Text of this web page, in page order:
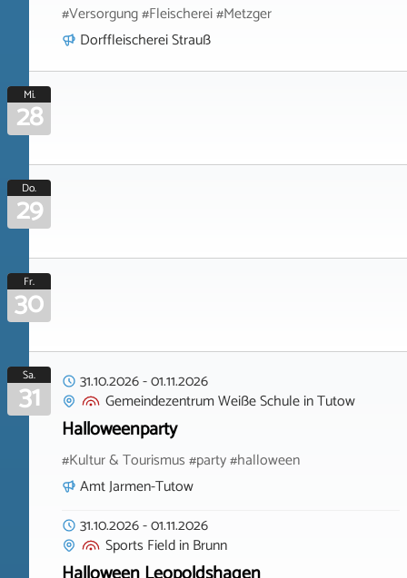
#Versorgung #Fleischerei #Metzger
Dorffleischerei Strauß
Mi.
28
Do.
29
Fr.
30
Sa.
31 31.10.2026-01.11.2026
Gemeindezentrum Weiße SchuleinTutow
Halloweenparty
#Kultur & Tourismus #party #halloween
Amt Jarmen-Tutow
31.10.2026-01.11.2026
Sports FieldinBrunn